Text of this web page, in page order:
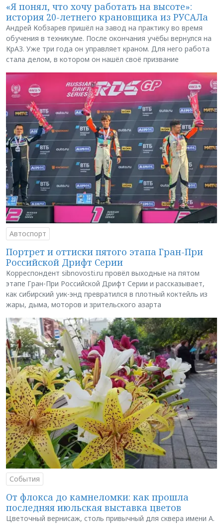
«Я понял, что хочу работать на высоте»:
история 20-летнего крановщика из РУСАЛа
Андрей Кобзарев пришёл на завод на практику во время
обучения в техникуме. После окончания учёбы вернулся на
КрАЗ. Уже три года он управляет краном. Для него работа
стала делом, в котором он нашёл своё призвание
Автоспорт
Портрет и оттиски пятого этапа Гран-При
Российской Дрифт Серии
Корреспондент sibnovosti.ru провёл выходные на пятом
этапе Гран-При Российской Дрифт Серии и рассказывает,
как сибирский уик-энд превратился в плотный коктейль из
жары, дыма, моторов и зрительского азарта
События
От флокса до камнеломки: как прошла
последняя июльская выставка цветов
Цветочный вернисаж, столь привычный для сквера имени А.